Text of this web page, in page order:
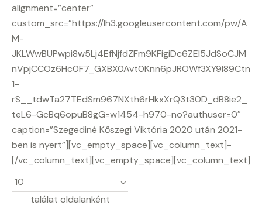
alignment=”center”
custom_src=”https://lh3.googleusercontent.com/pw/A
M-
JKLWwBUPwpi8w5Lj4EfNjfdZFm9KFigiDc6ZEl5JdSoCJM
nVpjCCOz6Hc0F7_GXBX0Avt0Knn6pJROWf3XY9l89Ctn
1-
rS__tdwTa27TEdSm967NXth6rHkxXrQ3t30D_dB8ie2_
teL6-GcBq6opuB8gG=w1454-h970-no?authuser=0″
caption=”Szegediné Kőszegi Viktória 2020 után 2021-
ben is nyert”][vc_empty_space][vc_column_text]-
[/vc_column_text][vc_empty_space][vc_column_text]
találat oldalanként